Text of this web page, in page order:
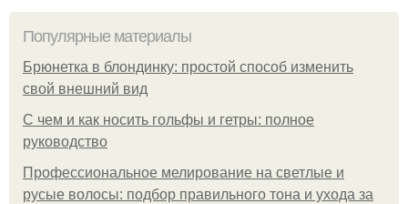
Популярные материалы
Брюнетка в блондинку: простой способ изменить
свой внешний вид
С чем и как носить гольфы и гетры: полное
руководство
Профессиональное мелирование на светлые и
русые волосы: подбор правильного тона и ухода за